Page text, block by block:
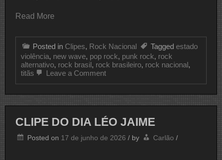
Read More
Posted in Clipes, Rock Nacional Tagged estado
violência, new wave, pop rock, punk rock, rock
alternativo, rock brasil, rock brasileiro, rock nacional,
titãs
Leave a Commenton
TITÃS
CLIPE DO DIA LÉO JAIME
Posted on 17 de junho de 2026 / by Carlão /